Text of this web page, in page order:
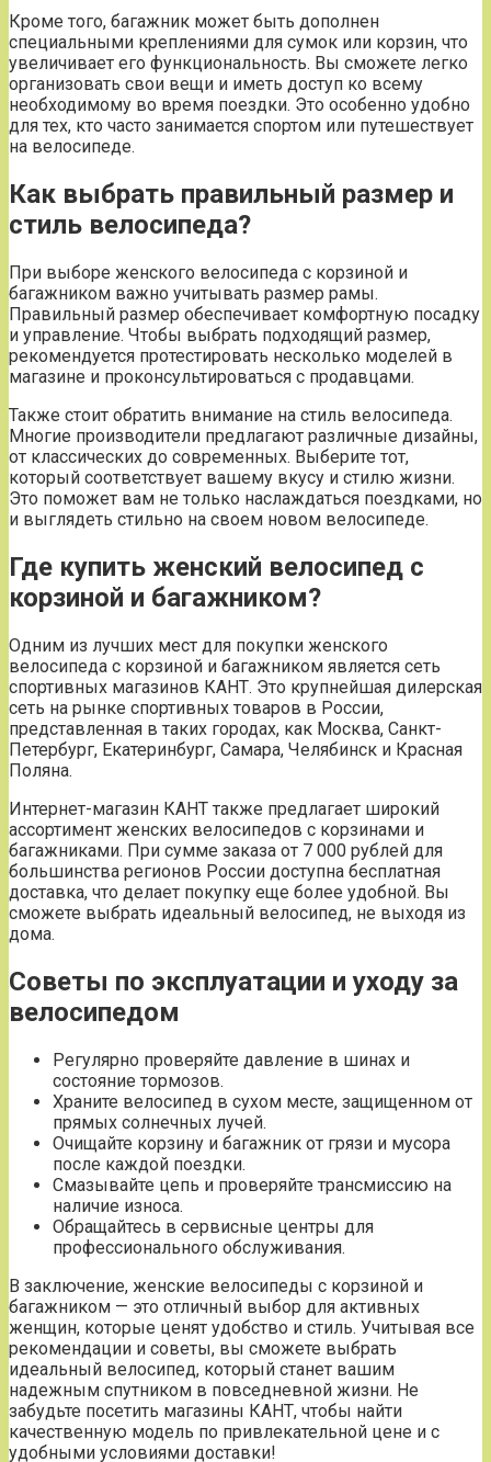
Кроме того, багажник может быть дополнен
специальными креплениями для сумок или корзин, что
увеличивает его функциональность. Вы сможете легко
организовать свои вещи и иметь доступ ко всему
необходимому во время поездки. Это особенно удобно
для тех, кто часто занимается спортом или путешествует
на велосипеде.
Как выбрать правильный размер и
стиль велосипеда?
При выборе женского велосипеда с корзиной и
багажником важно учитывать размер рамы.
Правильный размер обеспечивает комфортную посадку
и управление. Чтобы выбрать подходящий размер,
рекомендуется протестировать несколько моделей в
магазине и проконсультироваться с продавцами.
Также стоит обратить внимание на стиль велосипеда.
Многие производители предлагают различные дизайны,
от классических до современных. Выберите тот,
который соответствует вашему вкусу и стилю жизни.
Это поможет вам не только наслаждаться поездками, но
и выглядеть стильно на своем новом велосипеде.
Где купить женский велосипед с
корзиной и багажником?
Одним из лучших мест для покупки женского
велосипеда с корзиной и багажником является сеть
спортивных магазинов КАНТ. Это крупнейшая дилерская
сеть на рынке спортивных товаров в России,
представленная в таких городах, как Москва, Санкт-
Петербург, Екатеринбург, Самара, Челябинск и Красная
Поляна.
Интернет-магазин КАНТ также предлагает широкий
ассортимент женских велосипедов с корзинами и
багажниками. При сумме заказа от 7 000 рублей для
большинства регионов России доступна бесплатная
доставка, что делает покупку еще более удобной. Вы
сможете выбрать идеальный велосипед, не выходя из
дома.
Советы по эксплуатации и уходу за
велосипедом
Регулярно проверяйте давление в шинах и
состояние тормозов.
Храните велосипед в сухом месте, защищенном от
прямых солнечных лучей.
Очищайте корзину и багажник от грязи и мусора
после каждой поездки.
Смазывайте цепь и проверяйте трансмиссию на
наличие износа.
Обращайтесь в сервисные центры для
профессионального обслуживания.
В заключение, женские велосипеды с корзиной и
багажником — это отличный выбор для активных
женщин, которые ценят удобство и стиль. Учитывая все
рекомендации и советы, вы сможете выбрать
идеальный велосипед, который станет вашим
надежным спутником в повседневной жизни. Не
забудьте посетить магазины КАНТ, чтобы найти
качественную модель по привлекательной цене и с
удобными условиями доставки!